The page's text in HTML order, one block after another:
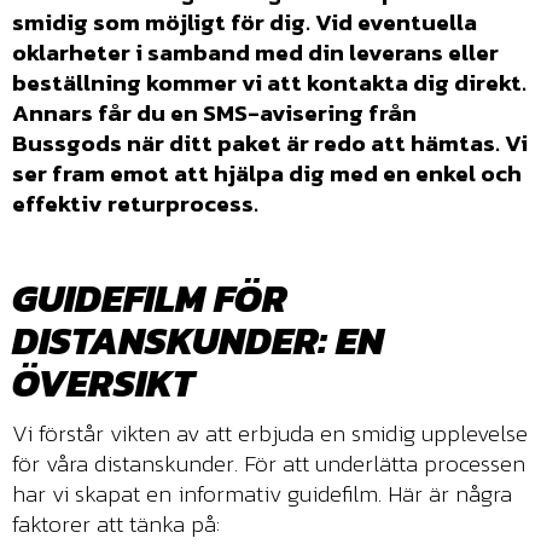
smidig som möjligt för dig. Vid eventuella
oklarheter i samband med din leverans eller
beställning kommer vi att kontakta dig direkt.
Annars får du en SMS-avisering från
Bussgods när ditt paket är redo att hämtas. Vi
ser fram emot att hjälpa dig med en enkel och
effektiv returprocess.
GUIDEFILM FÖR
DISTANSKUNDER: EN
ÖVERSIKT
Vi förstår vikten av att erbjuda en smidig upplevelse
för våra distanskunder. För att underlätta processen
har vi skapat en informativ guidefilm. Här är några
faktorer att tänka på: